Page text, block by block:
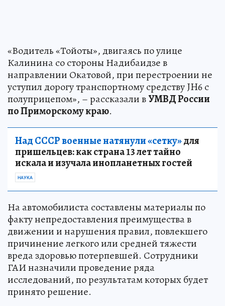
«Водитель «Тойоты», двигаясь по улице
Калинина со стороны Надибаидзе в
направлении Окатовой, при перестроении не
уступил дорогу транспортному средству JH6 с
полуприцепом», – рассказали вУМВД России
по Приморскому краю.
Над СССР военные натянули «сетку»для
пришельцев: как страна 13 лет тайно
искала и изучала инопланетных гостей
НАУКА
На автомобилиста составлены материалы по
факту непредоставления преимущества в
движении и нарушения правил, повлекшего
причинение легкого или средней тяжести
вреда здоровью потерпевшей. Сотрудники
ГАИ назначили проведение ряда
исследований, по результатам которых будет
принято решение.